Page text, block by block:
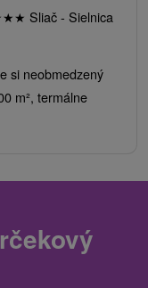
★★ Sliač - Sielnica
si neobmedzený
m², termálne